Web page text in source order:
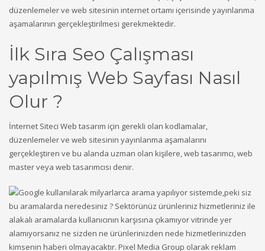
düzenlemeler ve web sitesinin internet ortamı içerisinde yayınlanma
aşamalarının gerçekleştirilmesi gerekmektedir.
İlk Sıra Seo Çalışması
yapılmış Web Sayfası Nasıl
Olur ?
İnternet Siteci Web tasarım için gerekli olan kodlamalar,
düzenlemeler ve web sitesinin yayınlanma aşamalarını
gerçekleştiren ve bu alanda uzman olan kişilere, web tasarımcı, web
master veya web tasarımcısı denir.